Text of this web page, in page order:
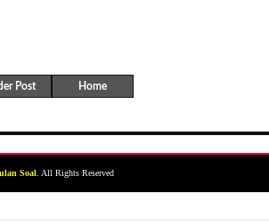
Post Home
Soal . All Rights Reserved